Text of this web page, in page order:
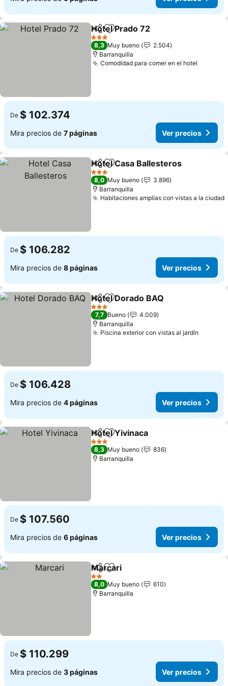
CompartirAgregar a favoritos
Hotel Prado 72
3 Estrellas
8,3 Muy bueno
2.504
Barranquilla
Comodidad para comer en el hotel
De $ 102.374
Mira precios de 7 páginas Ver precios
CompartirAgregar a favoritos
Hotel Casa Ballesteros
3 Estrellas
8,0 Muy bueno
3.896
Barranquilla
Habitaciones amplias con vistas a la ciudad
De $ 106.282
Mira precios de 8 páginas Ver precios
CompartirAgregar a favoritos
Hotel Dorado BAQ
3 Estrellas
7,7 Bueno
4.009
Barranquilla
Piscina exterior con vistas al jardín
De $ 106.428
Mira precios de 4 páginas Ver precios
CompartirAgregar a favoritos
Hotel Yivinaca
3 Estrellas
8,3 Muy bueno
836
Barranquilla
De $ 107.560
Mira precios de 6 páginas Ver precios
CompartirAgregar a favoritos
Marcari
2 Estrellas
8,0 Muy bueno
610
Barranquilla
De $ 110.299
Mira precios de 3 páginas Ver precios